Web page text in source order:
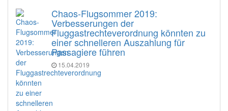
Chaos-Flugsommer 2019:
Verbesserungen der
Fluggastrechteverordnung könnten zu
einer schnelleren Auszahlung für
Passagiere führen
15.04.2019